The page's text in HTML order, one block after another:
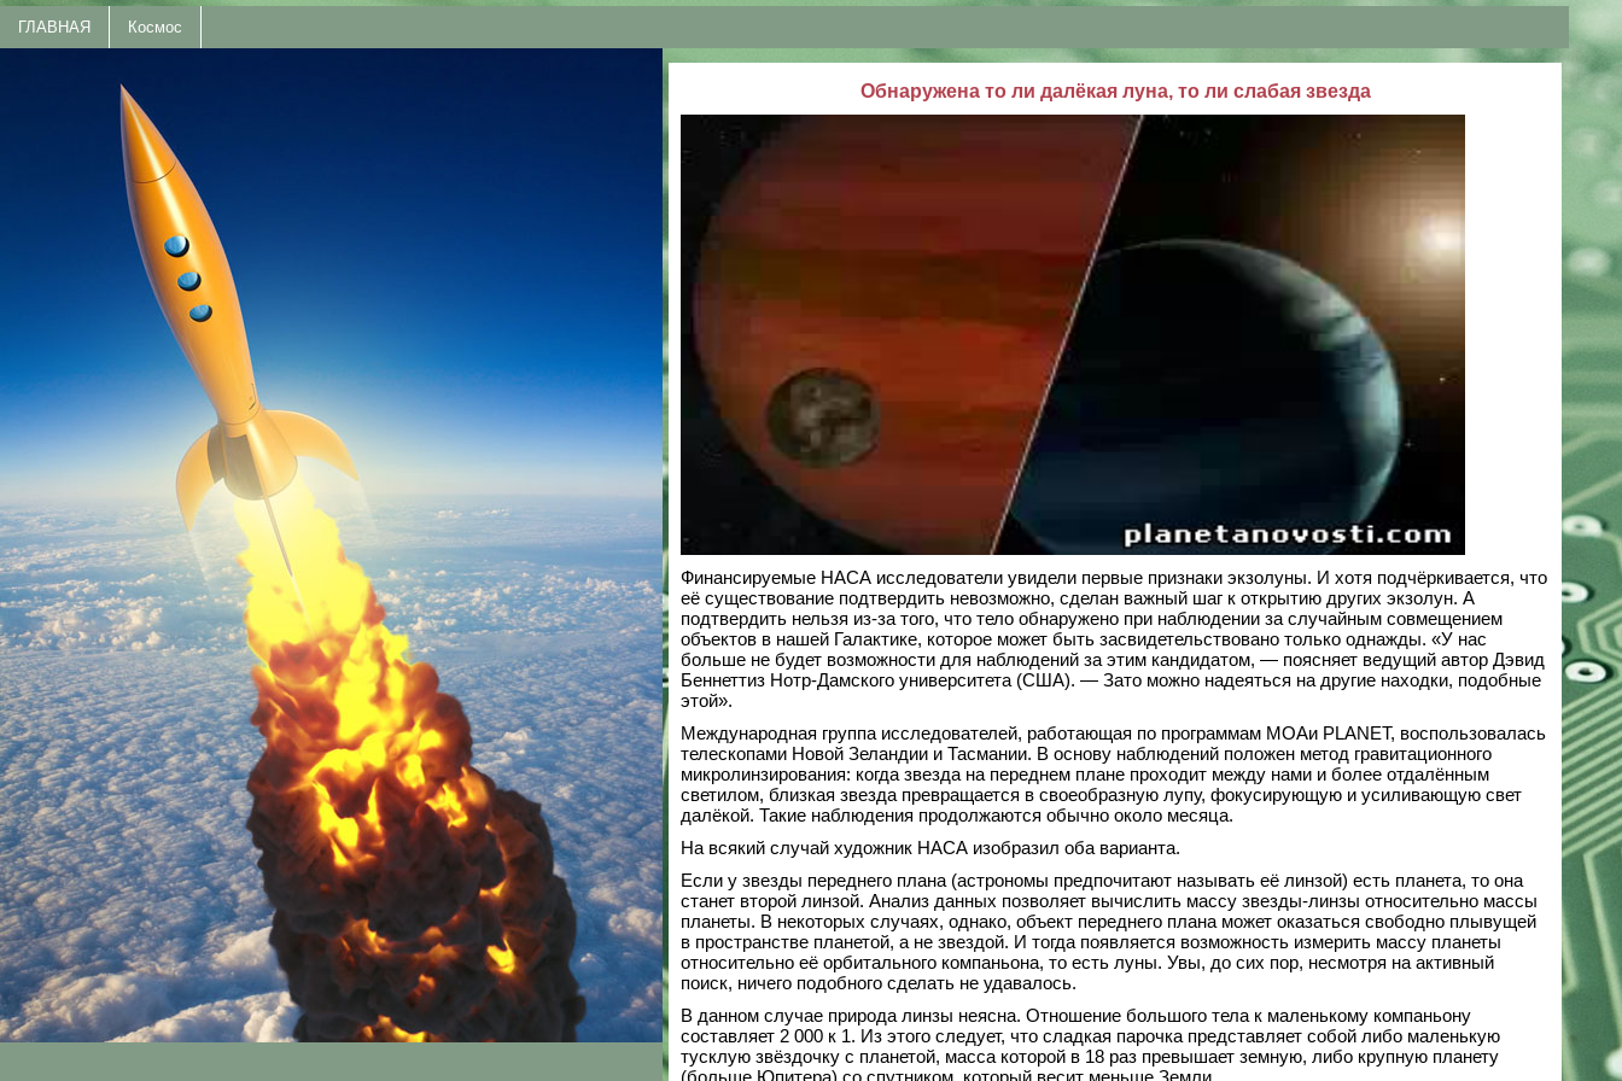
ГЛАВНАЯ Космос
Обнаружена то ли далёкая луна, то ли слабая звезда
Финансируемые НАСА исследователи увидели первые признаки экзолуны. И хотя подчёркивается, что
её существование подтвердить невозможно, сделан важный шаг к открытию других экзолун. А
подтвердить нельзя из-за того, что тело обнаружено при наблюдении за случайным совмещением
объектов в нашей Галактике, которое может быть засвидетельствовано только однажды. «У нас
больше не будет возможности для наблюдений за этим кандидатом, — поясняет ведущий автор Дэвид
Беннеттиз Нотр-Дамского университета (США). — Зато можно надеяться на другие находки, подобные
этой».
Международная группа исследователей, работающая по программам MOAи PLANET, воспользовалась
телескопами Новой Зеландии и Тасмании. В основу наблюдений положен метод гравитационного
микролинзирования: когда звезда на переднем плане проходит между нами и более отдалённым
светилом, близкая звезда превращается в своеобразную лупу, фокусирующую и усиливающую свет
далёкой. Такие наблюдения продолжаются обычно около месяца.
На всякий случай художник НАСА изобразил оба варианта.
Если у звезды переднего плана (астрономы предпочитают называть её линзой) есть планета, то она
станет второй линзой. Анализ данных позволяет вычислить массу звезды-линзы относительно массы
планеты. В некоторых случаях, однако, объект переднего плана может оказаться свободно плывущей
в пространстве планетой, а не звездой. И тогда появляется возможность измерить массу планеты
относительно её орбитального компаньона, то есть луны. Увы, до сих пор, несмотря на активный
поиск, ничего подобного сделать не удавалось.
В данном случае природа линзы неясна. Отношение большого тела к маленькому компаньону
составляет 2 000 к 1. Из этого следует, что сладкая парочка представляет собой либо маленькую
тусклую звёздочку с планетой, масса которой в 18 раз превышает земную, либо крупную планету
(больше Юпитера) со спутником, который весит меньше Земли.